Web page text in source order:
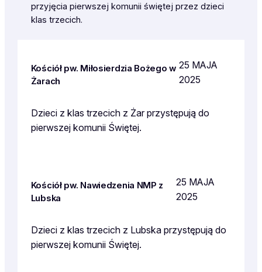
przyjęcia pierwszej komunii świętej przez dzieci
klas trzecich.
Kościół pw. Miłosierdzia Bożego w
Żarach
25 MAJA
2025
Dzieci z klas trzecich z Żar przystępują do
pierwszej komunii Świętej.
Kościół pw. Nawiedzenia NMP z
Lubska
25 MAJA
2025
Dzieci z klas trzecich z Lubska przystępują do
pierwszej komunii Świętej.